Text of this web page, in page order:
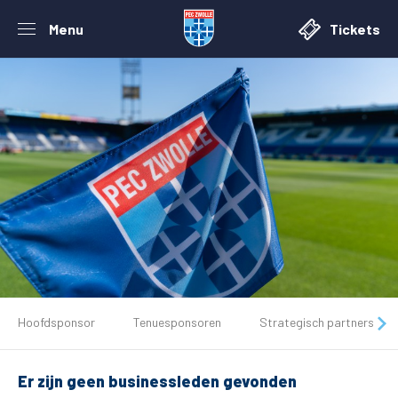
Menu Tickets
Tickets
Matchdays
Hoofdsponsor Tenuesponsoren Strategisch partners
Er zijn geen businessleden gevonden